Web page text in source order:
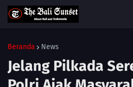
Beranda News
Jelang Pilkada